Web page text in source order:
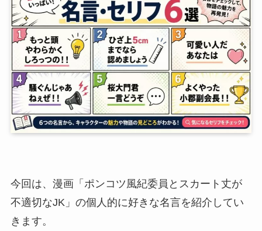
今回は、漫画「ポンコツ風紀委員とスカート丈が
不適切なJK」の個人的に好きな名言を紹介してい
きます。